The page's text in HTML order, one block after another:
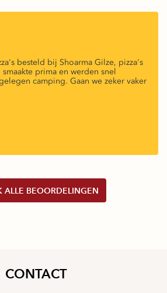
besteld bij Shoarma Gilze, pizza's
prima en werden snel
camping. Gaan we zeker vaker
ALLE BEOORDELINGEN
CONTACT